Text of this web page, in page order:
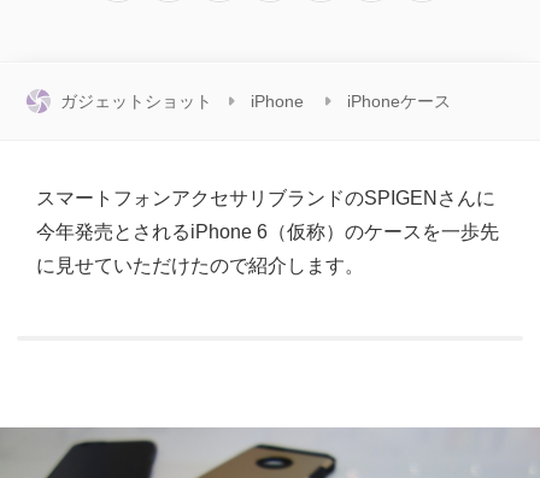
ガジェットショット iPhone iPhoneケース
スマートフォンアクセサリブランドのSPIGENさんに
今年発売とされるiPhone 6（仮称）のケースを一歩先
に見せていただけたので紹介します。